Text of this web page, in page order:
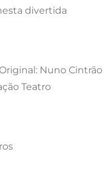
divertida
Nuno Cintrão
Teatro